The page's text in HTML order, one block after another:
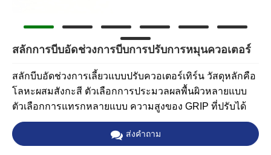
สลักการบีบอัดช่วงการบีบการปรับการหมุนควอเตอร์
สลักบีบอัดช่วงการเลี้ยวแบบปรับควอเตอร์เทิร์น วัสดุหลักคือ
โลหะผสมสังกะสี ตัวเลือกการประมวลผลพื้นผิวหลายแบบ
ตัวเลือกการแทรกหลายแบบ ความสูงของ GRIP ที่ปรับได้
ส่งคำถาม